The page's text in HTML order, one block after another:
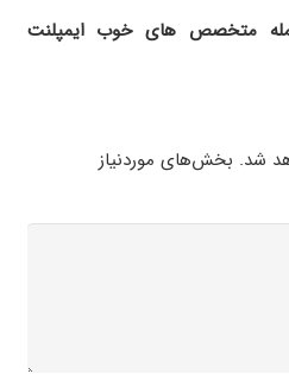
متخصص های خوبایمپلنت
شد. بخش‌های موردنیاز